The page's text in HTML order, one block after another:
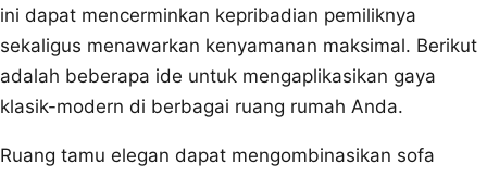
ini dapat mencerminkan kepribadian pemiliknya
sekaligus menawarkan kenyamanan maksimal. Berikut
adalah beberapa ide untuk mengaplikasikan gaya
klasik-modern di berbagai ruang rumah Anda.
Ruang tamu elegan dapat mengombinasikan sofa